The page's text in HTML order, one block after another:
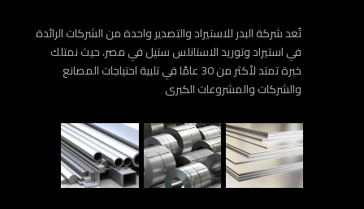
تُعد شركة البدر للاستيراد والتصدير واحدة من الشركات الرائدة
في استيراد وتوريد الاستانلس ستيل في مصر، حيث نمتلك
خبرة تمتد لأكثر من 30 عامًا في تلبية احتياجات المصانع
والشركات والمشروعات الكبرى